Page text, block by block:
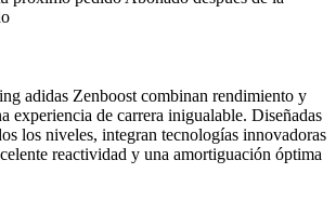
adidas Zenboost combinan rendimiento y
experiencia de carrera inigualable. Diseñadas
los niveles, integran tecnologías innovadoras
reactividad y una amortiguación óptima